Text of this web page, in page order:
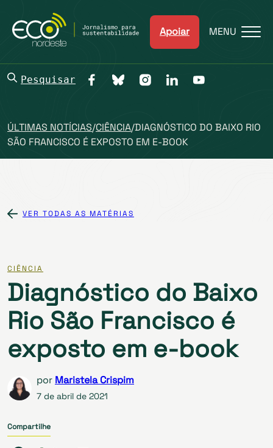
Apoiar MENU
Pesquisar
ÚLTIMAS NOTÍCIAS/CIÊNCIA/DIAGNÓSTICO DO BAIXO RIO
SÃO FRANCISCO É EXPOSTO EM E-BOOK
VER TODAS AS MATÉRIAS
CIÊNCIA
Diagnóstico do Baixo
Rio São Francisco é
exposto em e-book
por Maristela Crispim
7 de abril de 2021
Compartilhe